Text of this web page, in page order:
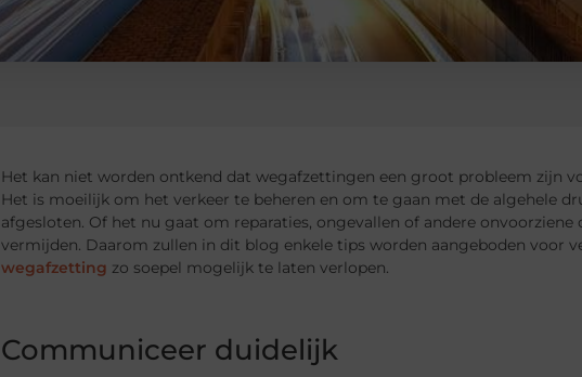
Het kan niet worden ontkend dat wegafzettingen een groot probleem zijn
Het is moeilijk om het verkeer te beheren en om te gaan met de algehele
afgesloten. Of het nu gaat om reparaties, ongevallen of andere
vermijden. Daarom zullen in dit blog enkele tips worden aangeboden voor
wegafzetting zo soepel mogelijk te laten verlopen.
Communiceer duidelijk